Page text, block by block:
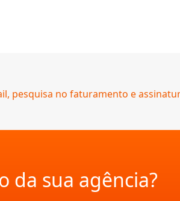
pesquisa no faturamento e
da sua agência?